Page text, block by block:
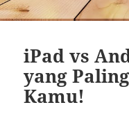
iPad vs
yang
Kamu!